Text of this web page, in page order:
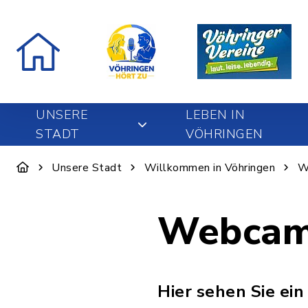
UNSERE
STADT
LEBEN IN
VÖHRINGEN
Unsere Stadt Willkommen in Vöhringen
Hier sehen Sie